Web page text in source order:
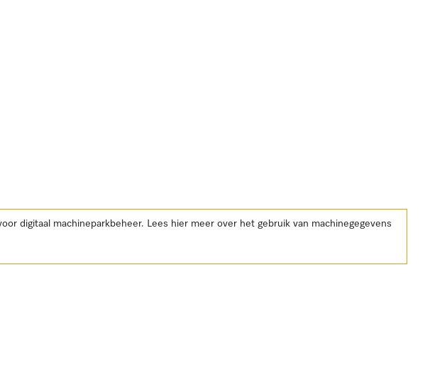
digitaal machineparkbeheer. Lees hier meer over het gebruik van machinegegevens